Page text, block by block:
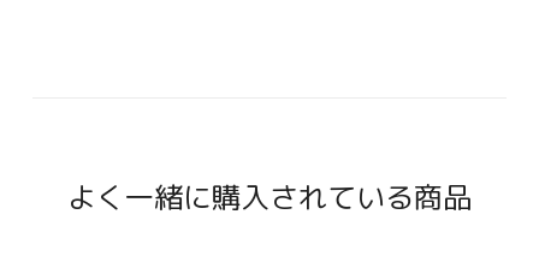
よく一緒に購入されている商品